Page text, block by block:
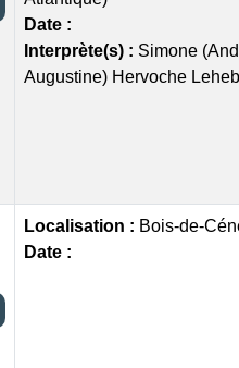
Date :
Interprète(s) : Simone
Augustine) Hervoche
Localisation : Bois-de-
Date :